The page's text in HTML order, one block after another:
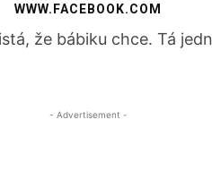
WWW.FACEBOOK.COM
že bábiku chce. Tá
- Advertisement -